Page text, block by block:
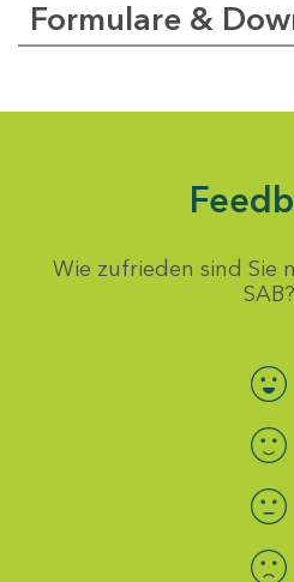
Formulare &
Wie zufrieden sind Sie
SAB?